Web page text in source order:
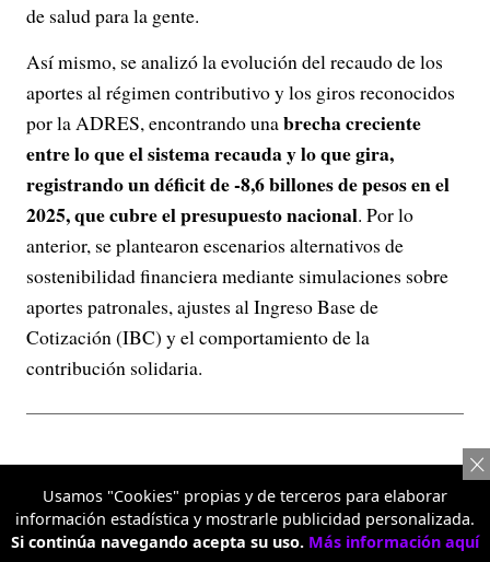
de salud para la gente.
Así mismo, se analizó la evolución del recaudo de los
aportes al régimen contributivo y los giros reconocidos
por la ADRES, encontrando unabrecha creciente
entre lo que el sistema recauda y lo que gira,
registrando un déficit de -8,6 billones de pesos en el
2025, que cubre el presupuesto nacional. Por lo
anterior, se plantearon escenarios alternativos de
sostenibilidad financiera mediante simulaciones sobre
aportes patronales, ajustes al Ingreso Base de
Cotización (IBC) y el comportamiento de la
contribución solidaria.
Usamos "Cookies" propias y de terceros para elaborar
información estadística y mostrarle publicidad personalizada.
Si continúa navegando acepta su uso. Más información aquí